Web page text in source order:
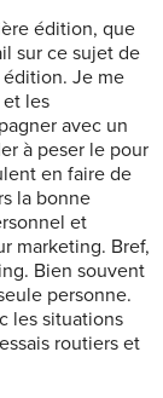
édition, que
sur ce sujet de
édition. Je me
et les
avec un
à peser le pour
en faire de
la bonne
et
marketing. Bref,
Bien souvent
personne.
les situations
routiers et